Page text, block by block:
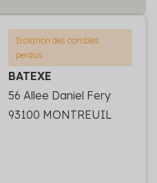
Isolation des combles
perdus
BATEXE
56 Allee Daniel Fery
93100 MONTREUIL